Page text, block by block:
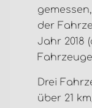
der
Jahr 2018
Drei
über 21